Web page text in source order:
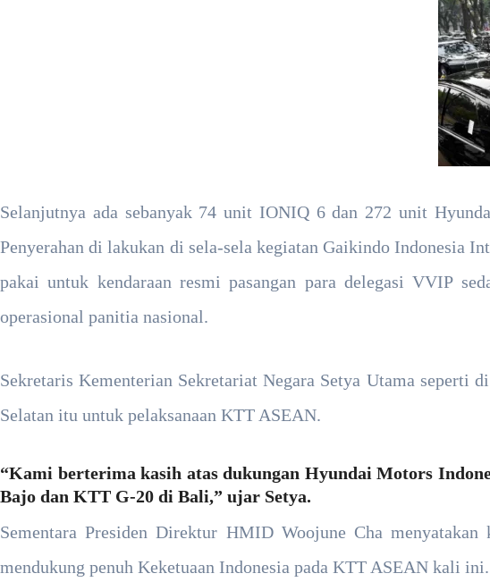
Selanjutnya ada sebanyak 74 unit IONIQ 6 dan 272 unit
Penyerahan di lakukan di sela-sela kegiatan Gaikindo Indonesia
pakai untuk kendaraan resmi pasangan para delegasi VVIP
operasional panitia nasional.
Sekretaris Kementerian Sekretariat Negara Setya Utama
Selatan itu untuk pelaksanaan KTT ASEAN.
“Kami berterima kasih atas dukungan Hyundai Motors
Bajo dan KTT G-20 di Bali,” ujar Setya.
Sementara Presiden Direktur HMID Woojune Cha
mendukung penuh Keketuaan Indonesia pada KTT ASEAN kali ini.